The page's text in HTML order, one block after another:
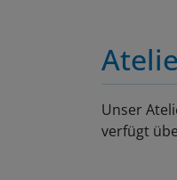
Unser
verfügt